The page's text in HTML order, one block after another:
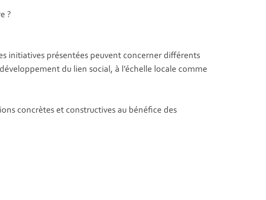
?
initiatives présentées peuvent concerner différents
du lien social, à l’échelle locale comme
concrètes et constructives au bénéfice des